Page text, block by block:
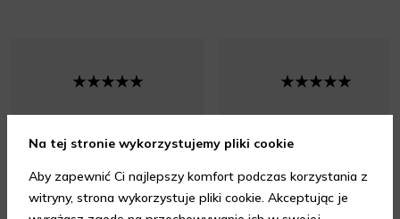
Bardzo szybka wysyłka,
polecam
Uwielbiam ten sklep i
gorąco polecam wszystkim
Na tej stronie wykorzystujemy pliki cookie
Aby zapewnić Ci najlepszy komfort podczas korzystania z
witryny, strona wykorzystuje pliki cookie. Akceptując je